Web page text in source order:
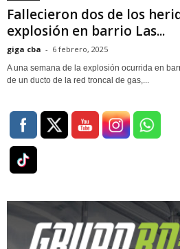
Fallecieron dos de los
explosión en barrio Las...
giga cba - 6 febrero, 2025
A una semana de la explosión ocurrida en
de un ducto de la red troncal de gas,...